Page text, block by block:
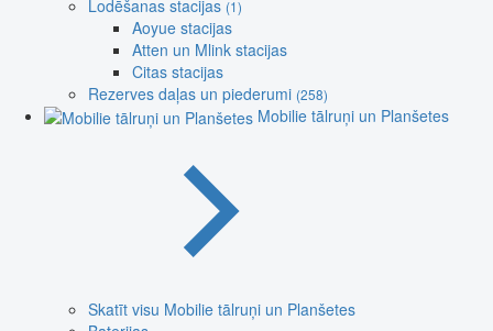
Lodēšanas stacijas (1)
Aoyue stacijas
Atten un Mlink stacijas
Citas stacijas
Rezerves daļas un piederumi (258)
Mobilie tālruņi un Planšetes
Skatīt visu Mobilie tālruņi un Planšetes